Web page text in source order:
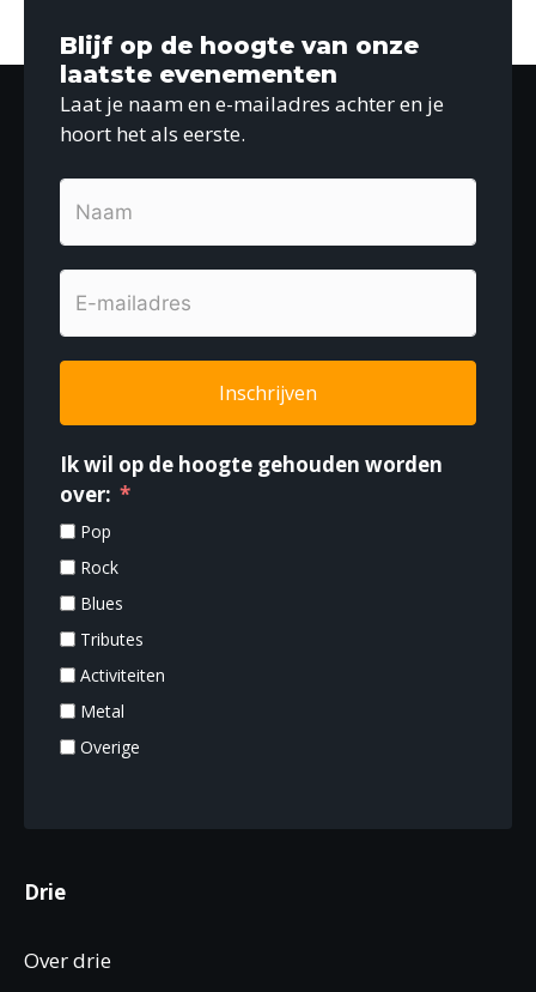
Blijf op de hoogte van onze
laatste evenementen
Laat je naam en e-mailadres achter en je
hoort het als eerste.
Inschrijven
Ik wil op de hoogte gehouden worden
over:
Pop
Rock
Blues
Tributes
Activiteiten
Metal
Overige
Drie
Over drie